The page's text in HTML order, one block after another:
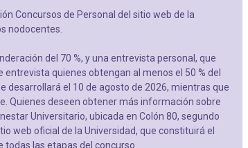
Concursos de Personal del sitio web de la
nodocentes.
del 70 %, y una entrevista personal, que
quienes obtengan al menos el 50 % del
desarrollará el 10 de agosto de 2026, mientras que
Quienes deseen obtener más información sobre
Universitario, ubicada en Colón 80, segundo
web oficial de la Universidad, que constituirá el
las etapas del concurso.